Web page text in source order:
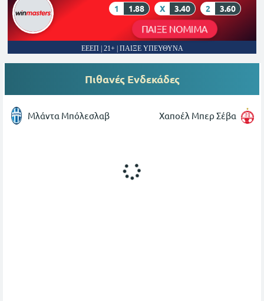
1 1.88 X 3.40 2 3.60
ΠΑΙΞΕ ΝΟΜΙΜΑ
ΕΕΕΠ | 21+ | ΠΑΙΞΕ ΥΠΕΥΘΥΝΑ
Πιθανές Ενδεκάδες
Μλάντα Μπόλεσλαβ Χαποέλ Μπερ Σέβα